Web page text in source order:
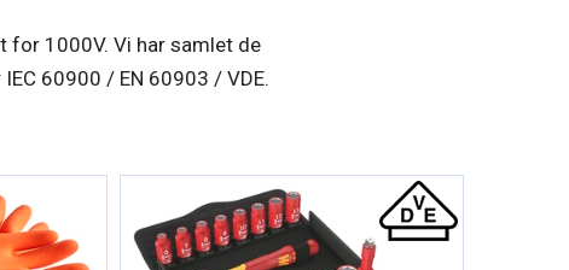
for 1000V. Vi har samlet de
60900 / EN 60903 / VDE.